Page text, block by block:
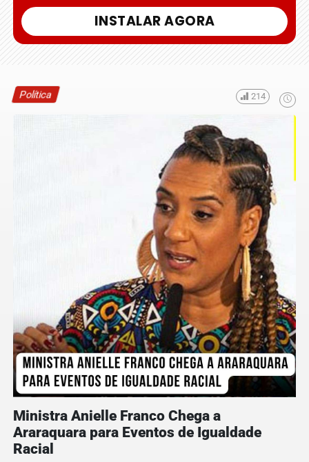
INSTALAR AGORA
Política 214
Ministra Anielle Franco Chega a
Araraquara para Eventos de Igualdade
Racial